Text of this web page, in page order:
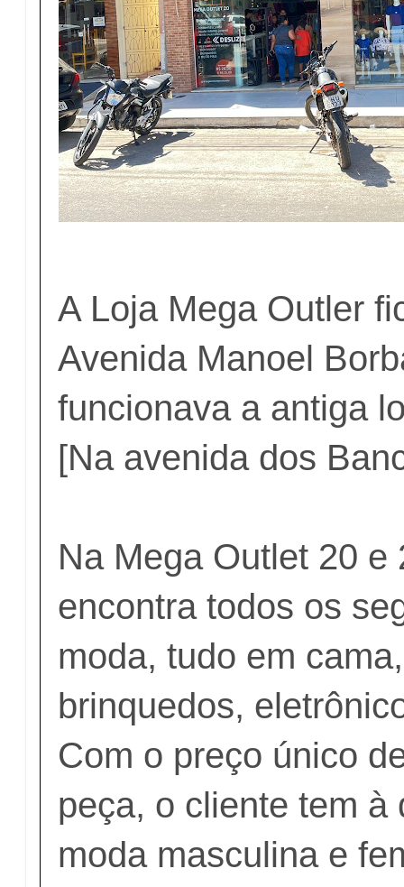
A Loja Mega Outler
Avenida Manoel
funcionava a antiga
[Na avenida dos
Na Mega Outlet 20 e
encontra todos os
moda, tudo em
brinquedos,
Com o preço único
peça, o cliente tem à
moda masculina e